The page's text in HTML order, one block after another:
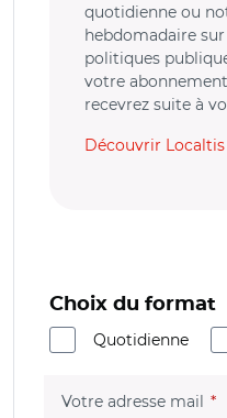
quotidienne ou
hebdomadaire
politiques
votre
recevrez suite à
Découvrir Localtis
Choix du format
Quotidienne
Votre adresse mail